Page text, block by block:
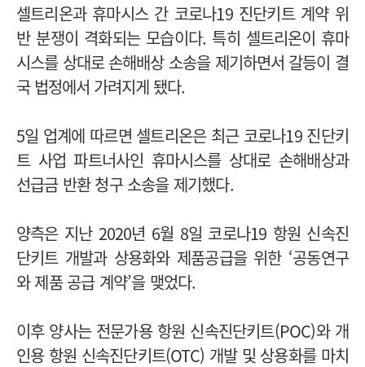
셀트리온과 휴마시스 간 코로나19 진단키트 계약 위
반 분쟁이 격화되는 모습이다. 특히 셀트리온이 휴마
시스를 상대로 손해배상 소송을 제기하면서 갈등이 결
국 법정에서 가려지게 됐다.
5일 업계에 따르면 셀트리온은 최근 코로나19 진단키
트 사업 파트너사인 휴마시스를 상대로 손해배상과
선급금 반환 청구 소송을 제기했다.
양측은 지난 2020년 6월 8일 코로나19 항원 신속진
단키트 개발과 상용화와 제품공급을 위한 ‘공동연구
와 제품 공급 계약’을 맺었다.
이후 양사는 전문가용 항원 신속진단키트(POC)와 개
인용 항원 신속진단키트(OTC) 개발 및 상용화를 마치